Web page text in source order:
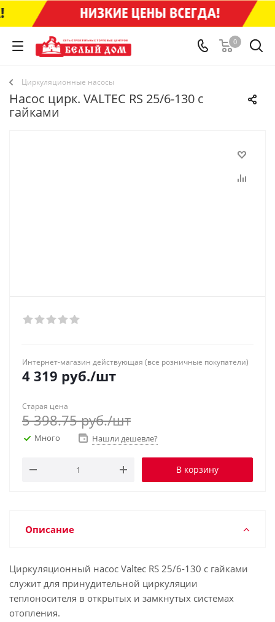
0
Циркуляционные насосы
Насос цирк. VALTEC RS 25/6-130 c
гайками
Интернет-магазин действующая (все розничные покупатели)
4 319 руб./шт
Старая цена
5 398.75руб./шт
Много Нашли дешевле?
В корзину
Описание
Циркуляционный насос Valtec RS 25/6-130 с гайками
служит для принудительной циркуляции
теплоносителя в открытых и замкнутых системах
отопления.